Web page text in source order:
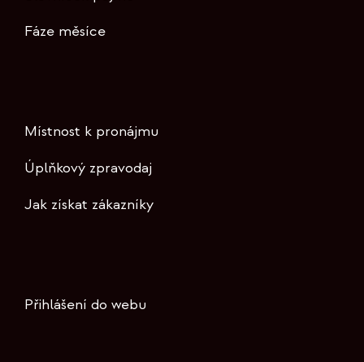
Fáze měsíce
Místnost k pronájmu
Úplňkový zpravodaj
Jak získat zákazníky
Přihlášení do webu